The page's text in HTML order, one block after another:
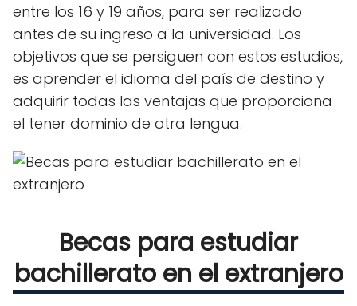
entre los 16 y 19 años, para ser realizado
antes de su ingreso a la universidad. Los
objetivos que se persiguen con estos estudios,
es aprender el idioma del país de destino y
adquirir todas las ventajas que proporciona
el tener dominio de otra lengua.
Becas para estudiar
bachillerato en el extranjero